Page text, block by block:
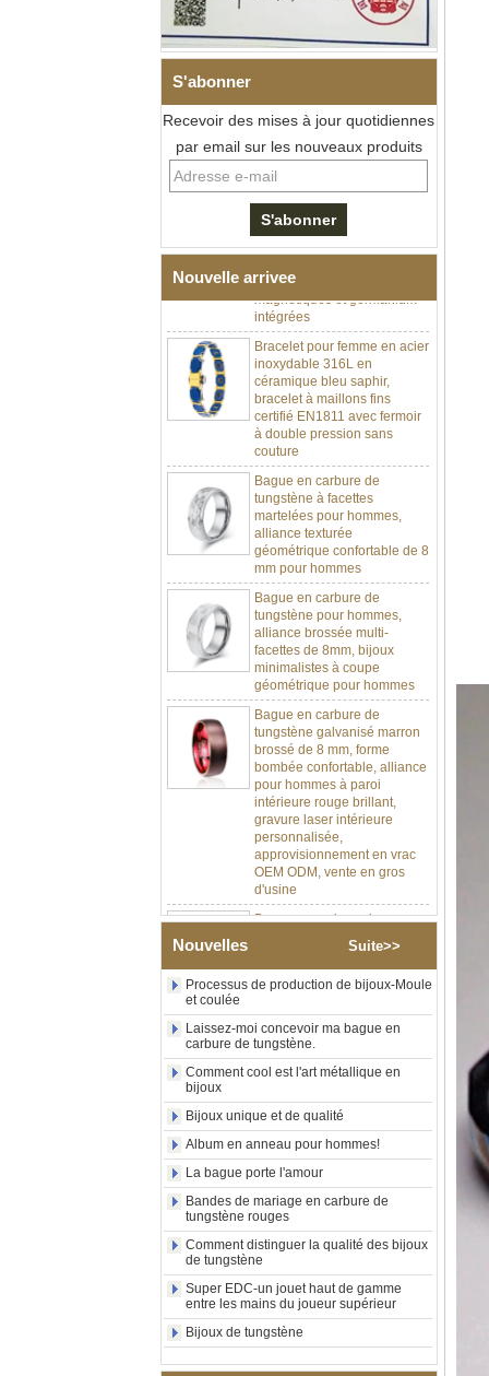
S'abonner
Recevoir des mises à jour quotidiennes
par email sur les nouveaux produits
Nouvelle arrivee
Bracelet à maillons I en acier
inoxydable 304 en
céramique de zircone noire
pour hommes, fermoir
déployant à double poussée
magnétiques et germanium
Bracelet pour femme en acier
inoxydable 316L en
céramique bleu saphir,
bracelet à maillons fins
certifié EN1811 avec fermoir
à double pression sans
couture
Bague en carbure de
tungstène à facettes
martelées pour hommes,
alliance texturée
géométrique confortable de 8
mm pour hommes
Bague en carbure de
tungstène pour hommes,
alliance brossée multi-
facettes de 8mm, bijoux
minimalistes à coupe
géométrique pour hommes
Bague en carbure de
tungstène galvanisé marron
brossé de 8 mm, forme
bombée confortable, alliance
pour hommes à paroi
intérieure rouge brillant,
gravure laser intérieure
personnalisée,
approvisionnement en vrac
OEM ODM, vente en gros
d'usine
Bague en carbure de
tungstène argenté poli de 8
d'opale bleue écrasée avec
bande de malachite
synthétique, alliance pour
intérieure personnalisée,
approvisionnement en vrac
OEM ODM, vente en gros
d'usin
Bague en carbure de
tungstène avec chevalière
carrée polie noire,
incrustation en bois avec
motif croisé en coquille
d'ormeau, bague de
déclaration religieuse pour
hommes, gravure intérieure
personnalisée,
approvisionnement en vrac
OEM ODM, vente en
Bague en carbure de
tungstène plaqué or rose de
8 mm, corde de guitare rouge
Nouvelles Suite>>
Processus de production de bijoux-Moule
et coulée
Laissez-moi concevoir ma bague en
carbure de tungstène.
Comment cool est l'art métallique en
bijoux
Bijoux unique et de qualité
Album en anneau pour hommes!
La bague porte l'amour
Bandes de mariage en carbure de
tungstène rouges
Comment distinguer la qualité des bijoux
de tungstène
Super EDC-un jouet haut de gamme
entre les mains du joueur supérieur
Bijoux de tungstène